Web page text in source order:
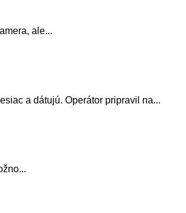
ale...
a dátujú. Operátor pripravil na...